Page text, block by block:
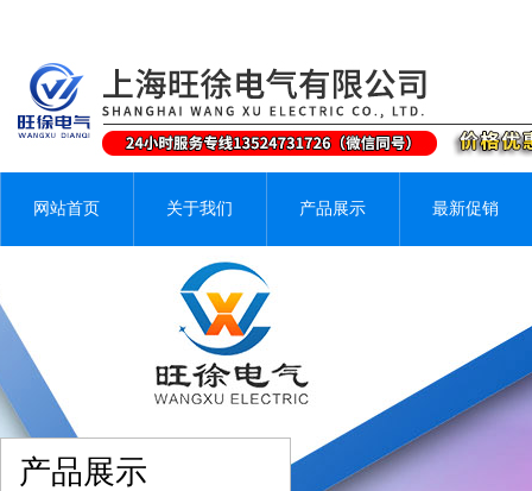
网站首页 关于我们 产品展示 最新促销
产品展示